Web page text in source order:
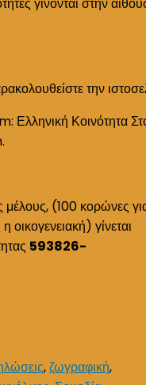
την
Ελληνική Κοινότητα
(100 κορώνες
γίνεται
593826-
,ζωγραφική,